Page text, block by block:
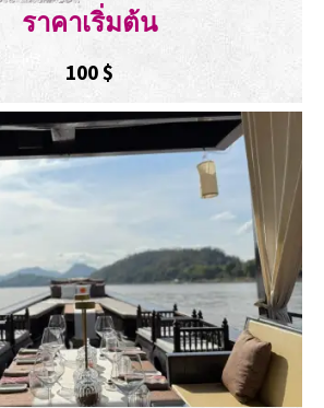
ราคาเริ่มต้น
100$